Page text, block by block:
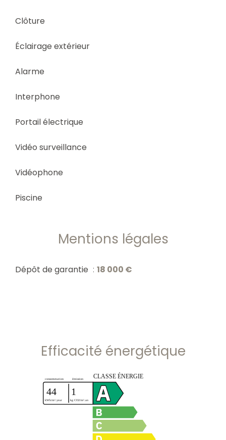
Clôture
Éclairage extérieur
Alarme
Interphone
Portail électrique
Vidéo surveillance
Vidéophone
Piscine
Mentions légales
Dépôt de garantie 18 000 €
Efficacité énergétique